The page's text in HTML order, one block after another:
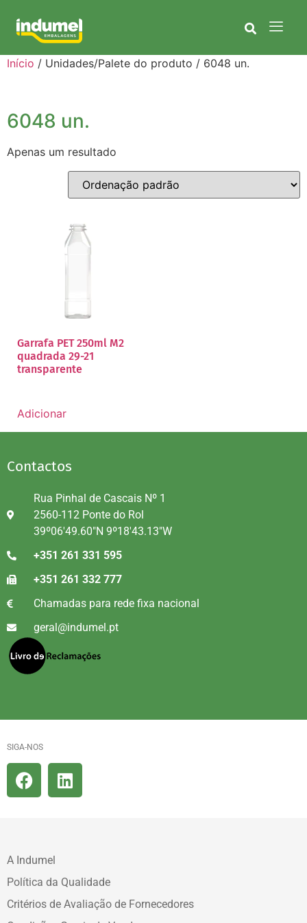
Início / Unidades/Palete do produto / 6048 un.
6048 un.
Apenas um resultado
Garrafa PET 250ml M2
quadrada 29-21
transparente
Adicionar
Contactos
Rua Pinhal de Cascais Nº 1
2560-112 Ponte do Rol
39º06'49.60"N 9º18'43.13"W
+351 261 331 595
+351 261 332 777
Chamadas para rede fixa nacional
geral@indumel.pt
SIGA-NOS
A Indumel
Política da Qualidade
Critérios de Avaliação de Fornecedores